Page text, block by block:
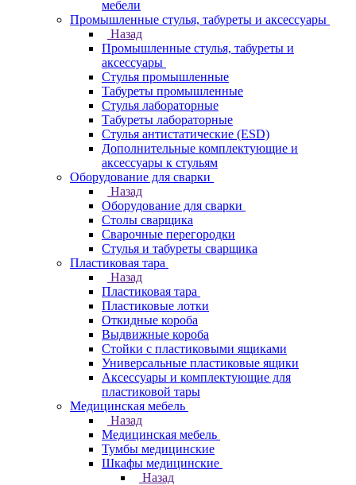
мебели
Промышленные стулья, табуреты и аксессуары
Назад
Промышленные стулья, табуреты и
аксессуары
Стулья промышленные
Табуреты промышленные
Стулья лабораторные
Табуреты лабораторные
Стулья антистатические (ESD)
Дополнительные комплектующие и
аксессуары к стульям
Оборудование для сварки
Назад
Оборудование для сварки
Столы сварщика
Сварочные перегородки
Стулья и табуреты сварщика
Пластиковая тара
Назад
Пластиковая тара
Пластиковые лотки
Откидные короба
Выдвижные короба
Стойки с пластиковыми ящиками
Универсальные пластиковые ящики
Аксессуары и комплектующие для
пластиковой тары
Медицинская мебель
Назад
Медицинская мебель
Тумбы медицинские
Шкафы медицинские
Назад